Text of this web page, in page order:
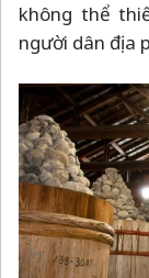
không thể
người dân địa